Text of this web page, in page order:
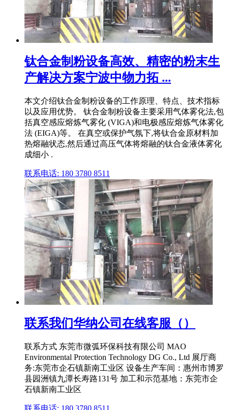
钛合金制粉设备高效、精密的粉末生
产解决方案宁波中物力拓 ...
本文介绍钛合金制粉设备的工作原理、特点、技术指标
以及应用优势。 钛合金制粉设备主要采用气体雾化法,包
括真空感应熔炼气雾化 (VIGA)和电极感应熔炼气体雾化
法 (EIGA)等。 在真空或保护气氛下,将钛合金原材料加
热熔融状态,然后通过高压气体将熔融的钛合金液体雾化
成细小 .
联系电话: 180 3780 8511
联系我们华纳公司在线客服（）
联系方式 东莞市微弧环保科技有限公司 MAO
Environmental Protection Technology DG Co., Ltd 展厅商
务:东莞市企石镇新南工业区 设备生产车间：惠州市博罗
县园洲镇九潭长寿路131号 加工和示范基地：东莞市企
石镇新南工业区
联系电话: 180 3780 8511